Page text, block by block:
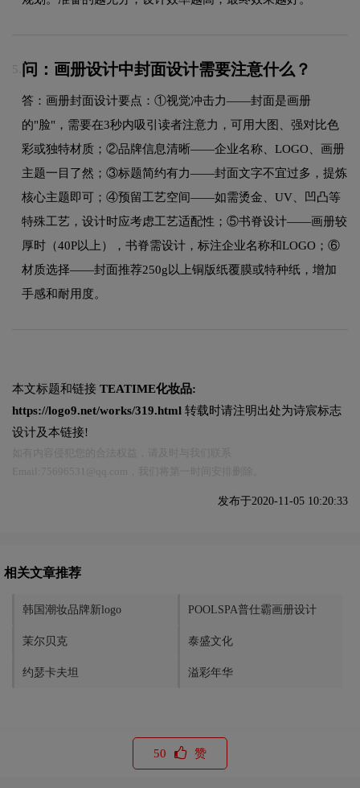
5. 问：画册设计中封面设计需要注意什么？
答：画册封面设计要点：①视觉冲击力——封面是画册
的"脸"，需要在3秒内吸引读者注意力，可用大图、强对比色
彩或独特材质；②品牌信息清晰——企业名称、LOGO、画册
主题一目了然；③标题简约有力——封面文字不宜过多，提炼
核心主题即可；④预留工艺空间——如需烫金、UV、凹凸等
特殊工艺，设计时应考虑工艺适配性；⑤书脊设计——画册较
厚时（40P以上），书脊需设计，标注企业名称和LOGO；⑥
材质选择——封面推荐250g以上铜版纸覆膜或特种纸，增加
手感和耐用度。
本文标题和链接 TEATIME化妆品:
https://logo9.net/works/319.html 转载时请注明出处为诗宸标志
设计及本链接!
发布于2020-11-05 10:20:33
相关文章推荐
韩国潮妆品牌新logo POOLSPA普仕霸画册设计
茉尔贝克 泰盛文化
约瑟卡夫坦 溢彩年华
50 赞